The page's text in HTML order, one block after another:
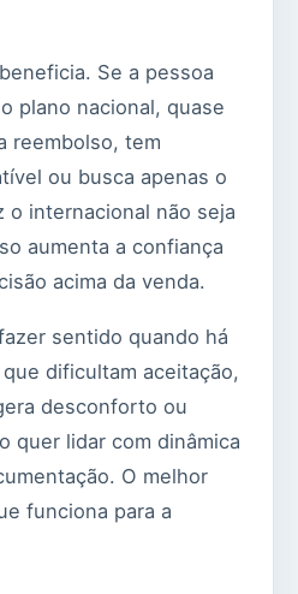
Se a pessoa
plano nacional, quase
reembolso, tem
ou busca apenas o
o internacional não seja
aumenta a confiança
acima da venda.
sentido quando há
dificultam aceitação,
desconforto ou
quer lidar com dinâmica
O melhor
funciona para a